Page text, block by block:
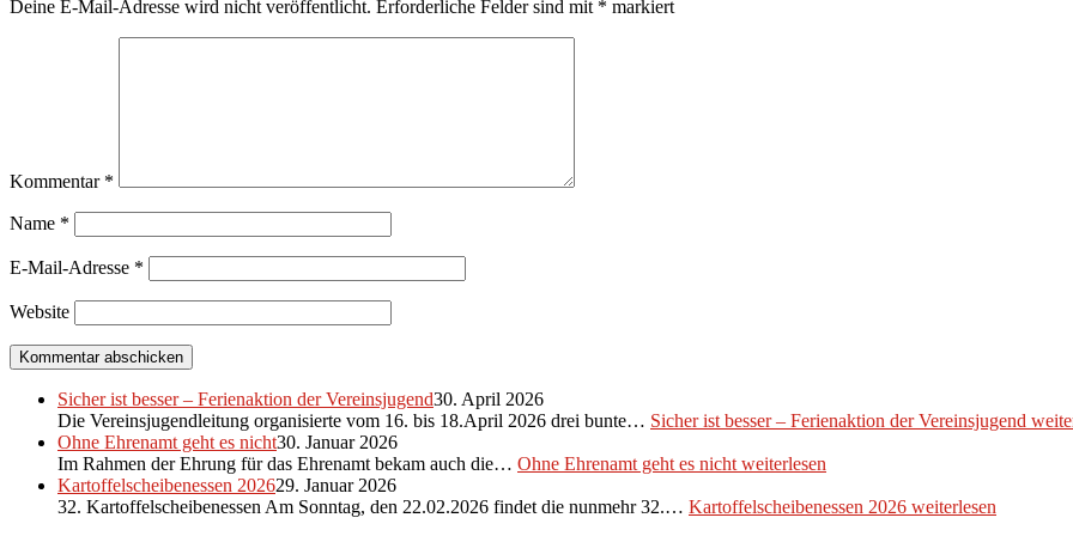
Deine E-Mail-Adresse wird nicht veröffentlicht. Erforderliche Felder sind mit * markiert
Kommentar *
Name *
E-Mail-Adresse *
Website
Sicher ist besser – Ferienaktion der Vereinsjugend30. April 2026
Die Vereinsjugendleitung organisierte vom 16. bis 18.April 2026 drei bunte… Sicher ist besser – Ferienaktion der Vereinsjugend
Ohne Ehrenamt geht es nicht30. Januar 2026
Im Rahmen der Ehrung für das Ehrenamt bekam auch die… Ohne Ehrenamt geht es nicht weiterlesen
Kartoffelscheibenessen 202629. Januar 2026
32. Kartoffelscheibenessen Am Sonntag, den 22.02.2026 findet die nunmehr 32.… Kartoffelscheibenessen 2026 weiterlesen